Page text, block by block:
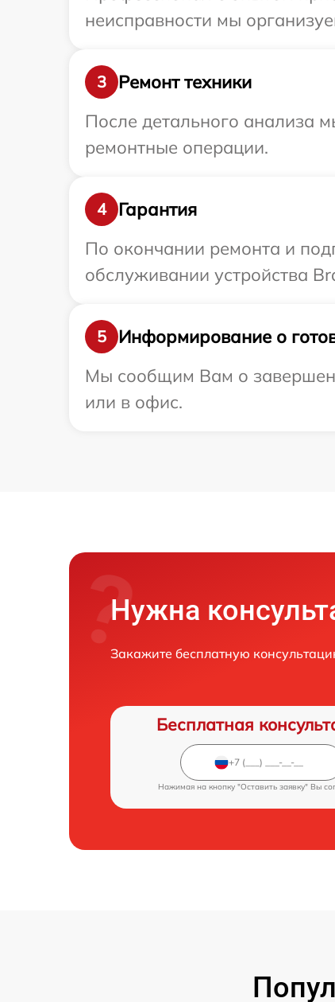
неисправности мы
3
Ремонт техники
После детального анализа
ремонтные операции.
4
Гарантия
По окончании ремонта и
обслуживании устройства
5
Информирование о
Мы сообщим Вам о
или в офис.
Нужна
Закажите бесплатную
Бесплатная
Нажимая на кнопку "Оставить заявку" Вы